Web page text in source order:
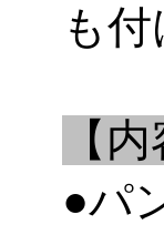
も
【内
●パ